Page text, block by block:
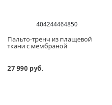
404244464850
Пальто-тренч из плащевой
ткани с мембраной
27 990 руб.